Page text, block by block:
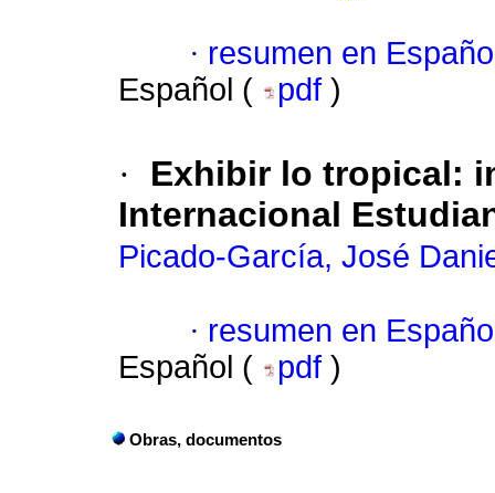
· resumen en
Español (
pdf )
·
Exhibir lo tropical:
Internacional
Picado-García, José
· resumen en
Español (
pdf )
Obras, documentos